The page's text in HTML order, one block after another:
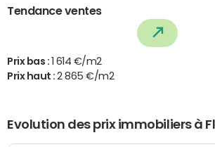
Tendance ventes
Prix bas :
1 614 €/m2
Prix haut :2 865 €/m2
Evolution des prix immobiliers à